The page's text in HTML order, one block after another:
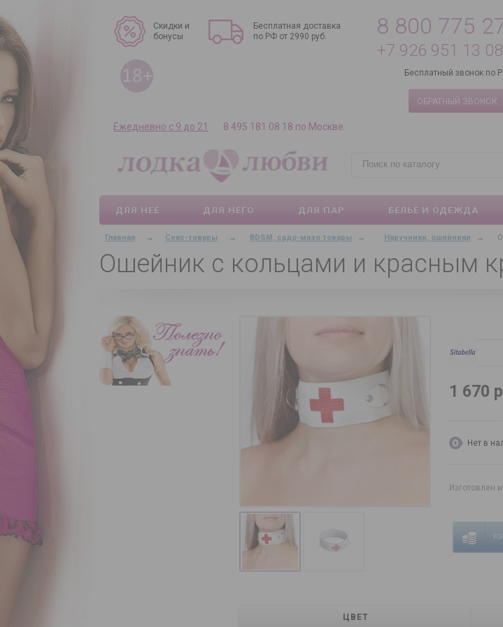
Скидки и
бонусы
Бесплатная доставка
по РФ от 2990 руб.
8 800 775
+7 926 951 13 08
Бесплатный звонок по
ОБРАТНЫЙ ЗВОНОК
Ежедневно с 9 до 21 8 495 181 08 18 по Москве
ДЛЯ НЕЁ ДЛЯ НЕГО ДЛЯ ПАР БЕЛЬЕ И ОДЕЖДА
Главная → Секс-товары → BDSM, садо-мазо товары → Наручники, ошейники →
Ошейник с кольцами и красным
1 670
Нет в
Изготовлен
ЦВЕТ